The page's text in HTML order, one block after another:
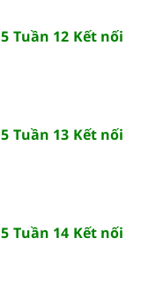
Tuần 12 Kết nối
Tuần 13 Kết nối
Tuần 14 Kết nối